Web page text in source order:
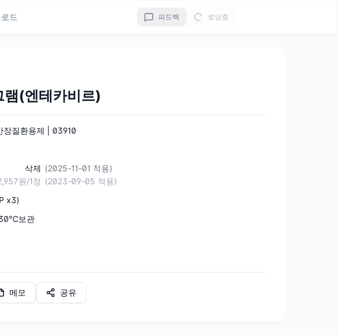
드 피드백 로딩중
램(엔테카비르)
장질환용제 | 03910
삭제 (2025-11-01 적용)
원/1정 (2023-09-05 적용)
x3)
보관
메모 공유